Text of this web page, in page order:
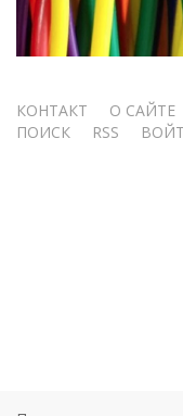
Меню
КОНТАКТ О САЙТЕ
ПОИСК
RSS